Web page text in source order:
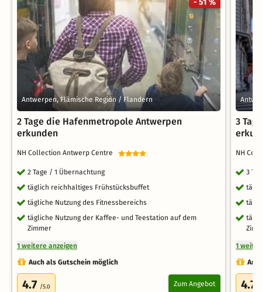
- 51 %
Antwerpen, Flämische Region / Flandern
2 Tage die Hafenmetropole Antwerpen
erkunden
NH Collection Antwerp Centre
2 Tage / 1 Übernachtung
täglich reichhaltiges Frühstücksbuffet
tägliche Nutzung des Fitnessbereichs
tägliche Nutzung der Kaffee- und Teestation auf dem
Zimmer
1 weitere anzeigen
Auch als Gutschein möglich
4.7 /5.0 Zum Angebot
3
NH
3
1
4.7